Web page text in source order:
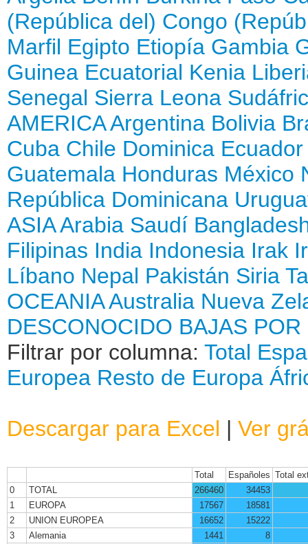
(República del) Congo
Marfil Egipto Etiopía Gambia
Guinea Ecuatorial Kenia
Senegal Sierra Leona
AMERICAArgentina Bolivia
Cuba Chile Dominica Ecuador
Guatemala Honduras México
República Dominicana
ASIAArabia Saudí
Filipinas India Indonesia Irak
Líbano Nepal Pakistán Siria
OCEANIAAustralia Nueva
DESCONOCIDO BAJAS
Filtrar por columna: Total
Europea Resto de Europa
Descargar para Excel | Ver
Total Españoles Total
0
TOTAL 266460
34453
1
EUROPA 17567
18581
2
UNION EUROPEA 16652
15222
3
Alemania 1441
8